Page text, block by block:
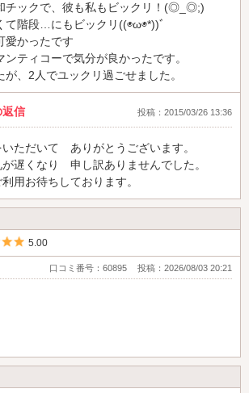
チックで、彼も私もビックリ！(◎_◎;)
て階段…にもビックリ((◉ω◉*))ﾞ
愛かったです
ティコーで気分が良かったです。
、2人でユックリ過ごせました。
返信 投稿：2015/03/26 13:36
いただいて ありがとうございます。
遅くなり 申し訳ありませんでした。
お待ちしております。
5つ星のうち5
5.00
口コミ番号：60895 投稿：2026/08/03 20:21